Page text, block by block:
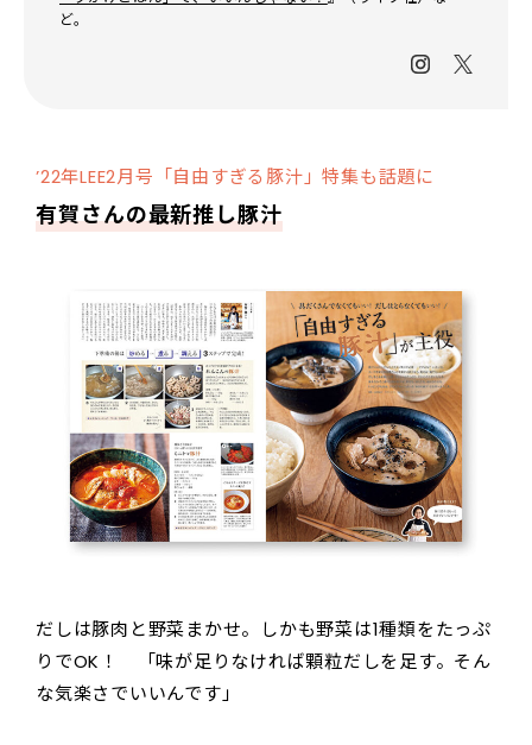
ど。
’22年LEE2月号「自由すぎる豚汁」特集も話題に
有賀さんの最新推し豚汁
だしは豚肉と野菜まかせ。しかも野菜は1種類をたっぷ
りでOK！ 「味が足りなければ顆粒だしを足す。そん
な気楽さでいいんです」